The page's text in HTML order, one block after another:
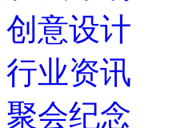
创意设计
行业资讯
聚会纪念